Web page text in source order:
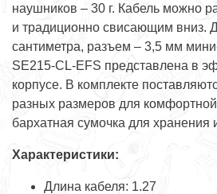
наушников – 30 г. Кабель можно
и традиционно свисающим вниз.
сантиметра, разъем – 3,5 мм
SE215-CL-EFS представлена в
корпусе. В комплекте
разных размеров для
бархатная сумочка для хранения
Характеристики:
Длина кабеля: 1.27